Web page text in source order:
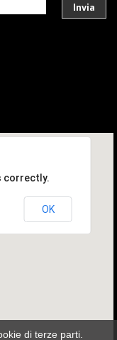
Invia
correctly.
OK
di terze parti.